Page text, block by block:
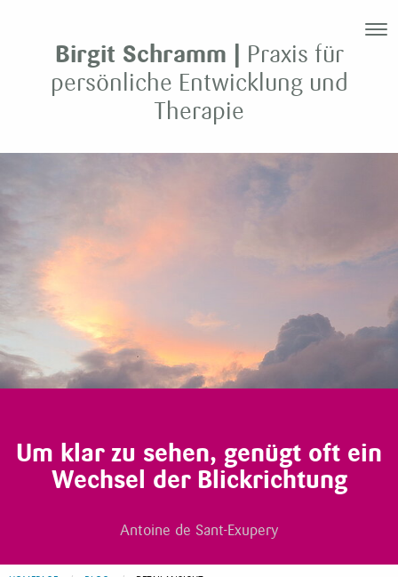
Birgit Schramm |
Praxis für
persönliche Entwicklung und
Therapie
Um klar zu sehen, genügt oft ein
Wechsel der Blickrichtung
Antoine de Sant-Exupery